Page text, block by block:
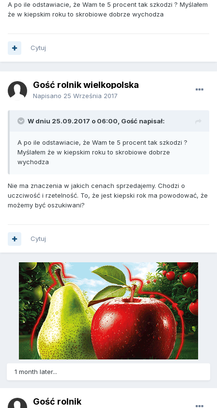
A po ile odstawiacie, że Wam te 5 procent tak szkodzi ? Myślałem
że w kiepskim roku to skrobiowe dobrze wychodza
Cytuj
Gość rolnik wielkopolska
Napisano 25 Września 2017
W dniu 25.09.2017 o 06:00, Gość napisał:
A po ile odstawiacie, że Wam te 5 procent tak szkodzi ?
Myślałem że w kiepskim roku to skrobiowe dobrze
wychodza
Nie ma znaczenia w jakich cenach sprzedajemy. Chodzi o
uczciwość i rzetelność. To, że jest kiepski rok ma powodować, że
możemy być oszukiwani?
Cytuj
1 month later...
Gość rolnik